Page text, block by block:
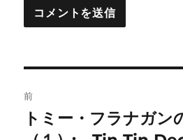
稿
前
前
の
トミー・フラナガン